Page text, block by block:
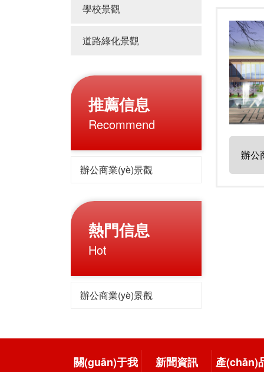
學校景觀
道路綠化景觀
推薦信息
Recommend
辦公商業(yè)景觀
熱門信息
Hot
辦公商業(yè)景觀
辦公
關(guān)于我 新聞資訊 產(chǎn)